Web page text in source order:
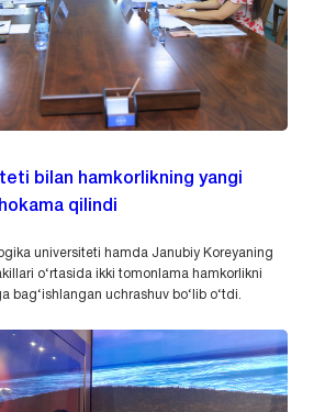
bilan hamkorlikning yangi
qilindi
universiteti hamda Janubiy Koreyaning
o‘rtasida ikki tomonlama hamkorlikni
bag‘ishlangan uchrashuv bo‘lib o‘tdi.